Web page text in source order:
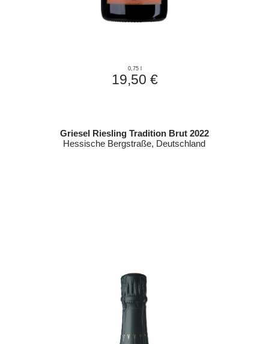
0,75 l
19,50 €
Griesel Riesling Tradition Brut 2022
Hessische Bergstraße, Deutschland